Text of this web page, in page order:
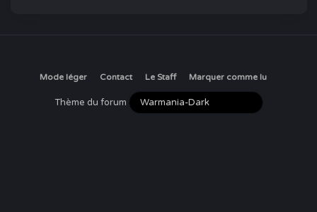
Mode léger Contact Le Staff Marquer comme lu
Thème du forum